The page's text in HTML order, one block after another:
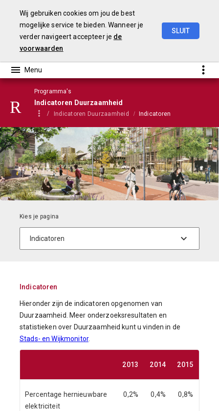
Wij gebruiken cookies om jou de best
mogelijke service te bieden. Wanneer je
verder navigeert accepteer je de
voorwaarden
SLUIT
Programma's
Indicatoren Duurzaamheid
Indicatoren Duurzaamheid Indicatoren
Indicatoren
Hieronder zijn de indicatoren opgenomen van
Duurzaamheid. Meer onderzoeksresultaten en
statistieken over Duurzaamheid kunt u vinden in de
Stads- en Wijkmonitor.
2013 2014 2015
Percentage hernieuwbare
elektriciteit
0,2% 0,4% 0,8%